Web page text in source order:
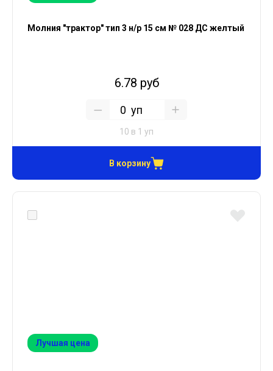
Молния "трактор" тип 3 н/р 15 см № 028 ДС желтый
6.78 руб
уп
10 в 1 уп
В корзину
Лучшая цена